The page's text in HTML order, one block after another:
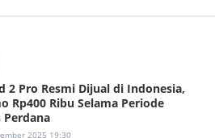
2 Pro Resmi Dijual di Indonesia,
Rp400 Ribu Selama Periode
Perdana
2025 19:30